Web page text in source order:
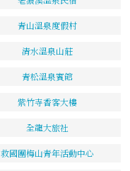
青山溫泉度假村
清水溫泉山莊
青松溫泉賓館
紫竹寺香客大樓
全龍大旅社
救國團梅山青年活動中心